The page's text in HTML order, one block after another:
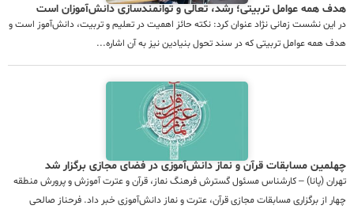
هدف همه عوامل تربیتی؛ رشد، تعالی و توانمندسازی دانش‌آموزان است
در این نشست زمانی نژاد عنوان کرد: نکته حائز اهمیت در تعلیم و تربیت، دانش‌آموز است و
هدف همه عوامل تربیتی که در سند تحول بنیادین نیز به آن اشاره...
چهلمین مسابقات قرآن و نماز دانش‌آموزی در فضای مجازی برگزار شد
تهران (پانا) – کارشناس مسئول گسترش فرهنگ نماز، قرآن و عترت آموزش و پرورش منطقه
چهار از برگزاری مسابقات مجازی قرآن، عترت و نماز دانش‌آموزی خبر داد. فرحناز صالحی